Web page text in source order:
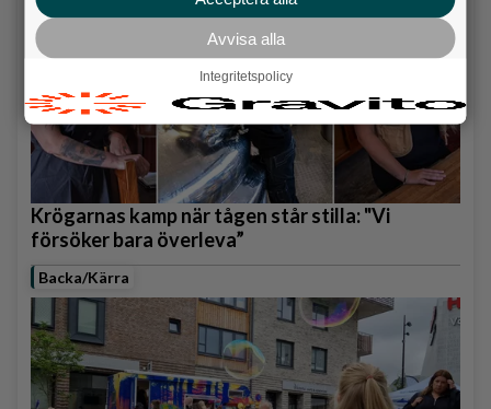
Krögarnas kamp när tågen står stilla: "Vi
försöker bara överleva”
Backa/Kärra
Avvisa alla
Integritetspolicy